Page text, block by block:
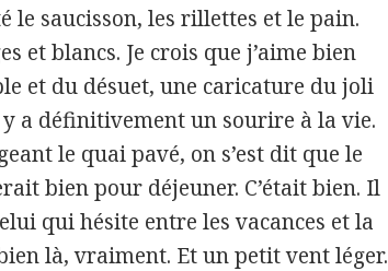
le saucisson, les rillettes et le pain.
et blancs. Je crois que j’aime bien
et du désuet, une caricature du joli
a définitivement un sourire à la vie.
le quai pavé, on s’est dit que le
bien pour déjeuner. C’était bien. Il
qui hésite entre les vacances et la
là, vraiment. Et un petit vent léger.